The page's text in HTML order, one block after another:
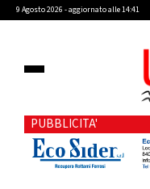
9 Agosto 2026 - aggiornato alle 14:41
PUBBLICITA'